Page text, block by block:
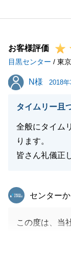
最高値ではご
ます。
お客様評価
目黒センター / 東
N様
N様 2018年
タイムリー且
全般にタイム
ります。
皆さん礼儀正
東急リバブ
センター
この度は、当